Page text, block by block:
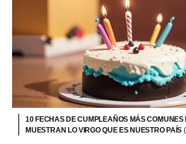
10 FECHAS DE CUMPLEAÑOS MÁS COMUNES
MUESTRAN LO VIRGO QUE ES NUESTRO PAÍS